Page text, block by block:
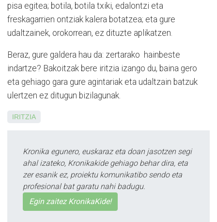
pisa egitea; botila, botila txiki, edalontzi eta
freskagarrien ontziak kalera botatzea; eta gure
udaltzainek, orokorrean, ez dituzte aplikatzen.
Beraz, gure galdera hau da: zertarako hainbeste
indartze? Bakoitzak bere iritzia izango du, baina gero
eta gehiago gara gure agintariak eta udaltzain batzuk
ulertzen ez ditugun bizilagunak.
IRITZIA
Kronika egunero, euskaraz eta doan jasotzen segi
ahal izateko, Kronikakide gehiago behar dira, eta
zer esanik ez, proiektu komunikatibo sendo eta
profesional bat garatu nahi badugu.
Egin zaitez KronikaKide!